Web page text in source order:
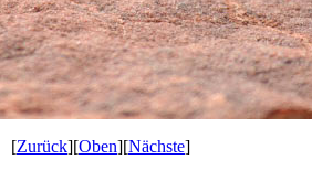
[Zurück][Oben][Nächste]